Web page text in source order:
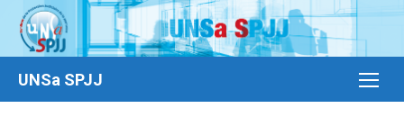
UNSa SPJJ